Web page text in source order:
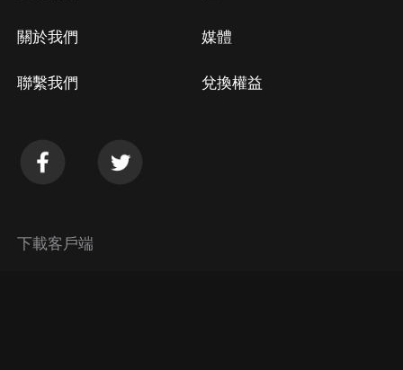
關於我們
聯繫我們
媒體
兌換權益
下載客戶端